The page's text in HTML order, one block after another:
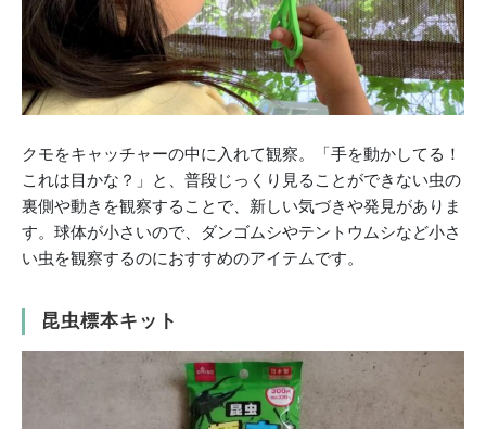
クモをキャッチャーの中に入れて観察。「手を動かしてる！
これは目かな？」と、普段じっくり見ることができない虫の
裏側や動きを観察することで、新しい気づきや発見がありま
す。球体が小さいので、ダンゴムシやテントウムシなど小さ
い虫を観察するのにおすすめのアイテムです。
昆虫標本キット